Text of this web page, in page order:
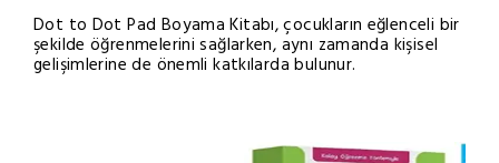
Dot to Dot Pad Boyama Kitabı, çocukların eğlenceli bir
şekilde öğrenmelerini sağlarken, aynı zamanda kişisel
gelişimlerine de önemli katkılarda bulunur.